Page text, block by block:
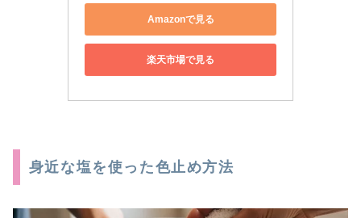
Amazonで見る
楽天市場で見る
身近な塩を使った色止め方法